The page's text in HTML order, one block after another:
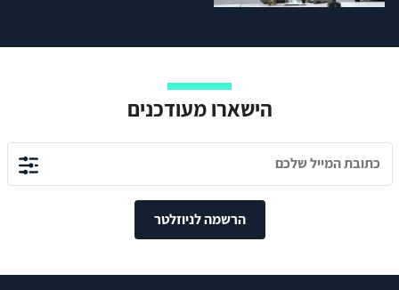
הישארו מעודכנים
הרשמה לניוזלטר